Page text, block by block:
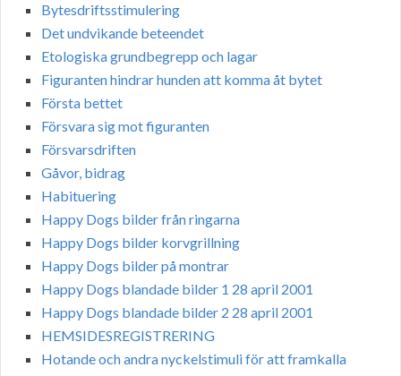
Bytesdriftsstimulering
Det undvikande beteendet
Etologiska grundbegrepp och lagar
Figuranten hindrar hunden att komma åt bytet
Första bettet
Försvara sig mot figuranten
Försvarsdriften
Gåvor, bidrag
Habituering
Happy Dogs bilder från ringarna
Happy Dogs bilder korvgrillning
Happy Dogs bilder på montrar
Happy Dogs blandade bilder 1 28 april 2001
Happy Dogs blandade bilder 2 28 april 2001
HEMSIDESREGISTRERING
Hotande och andra nyckelstimuli för att framkalla